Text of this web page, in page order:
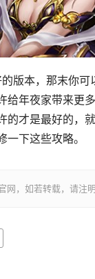
给年夜家带来更
的才是最好的，
一下这些攻略。
网，如若转载，请